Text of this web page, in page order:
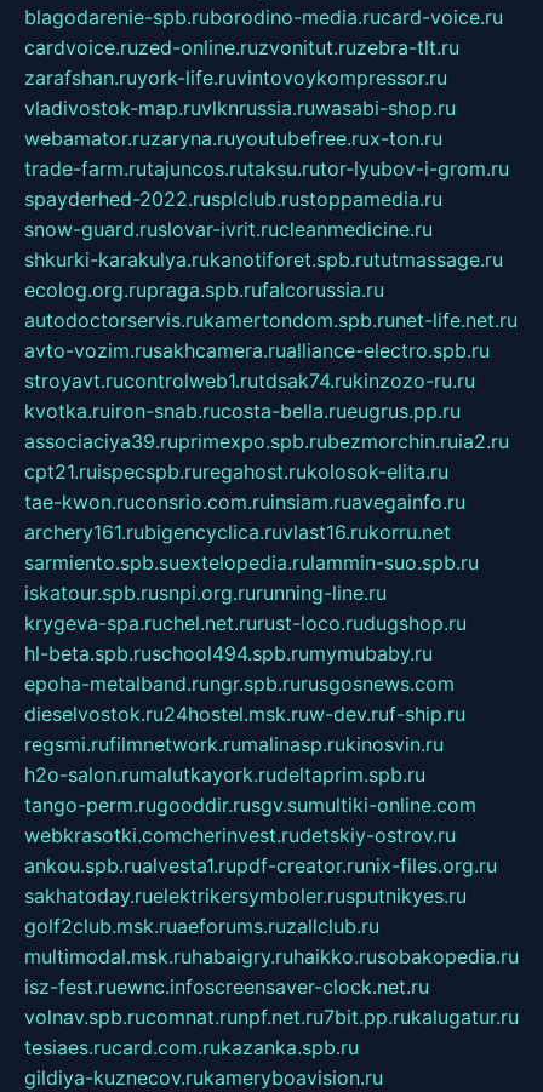
blagodarenie-spb.ruborodino-media.rucard-voice.ru
cardvoice.ruzed-online.ruzvonitut.ruzebra-tlt.ru
zarafshan.ruyork-life.ruvintovoykompressor.ru
vladivostok-map.ruvlknrussia.ruwasabi-shop.ru
webamator.ruzaryna.ruyoutubefree.rux-ton.ru
trade-farm.rutajuncos.rutaksu.rutor-lyubov-i-grom.ru
spayderhed-2022.rusplclub.rustoppamedia.ru
snow-guard.ruslovar-ivrit.rucleanmedicine.ru
shkurki-karakulya.rukanotiforet.spb.rututmassage.ru
ecolog.org.rupraga.spb.rufalcorussia.ru
autodoctorservis.rukamertondom.spb.runet-life.net.ru
avto-vozim.rusakhcamera.rualliance-electro.spb.ru
stroyavt.rucontrolweb1.rutdsak74.rukinzozo-ru.ru
kvotka.ruiron-snab.rucosta-bella.rueugrus.pp.ru
associaciya39.ruprimexpo.spb.rubezmorchin.ruia2.ru
cpt21.ruispecspb.ruregahost.rukolosok-elita.ru
tae-kwon.ruconsrio.com.ruinsiam.ruavegainfo.ru
archery161.rubigencyclica.ruvlast16.rukorru.net
sarmiento.spb.suextelopedia.rulammin-suo.spb.ru
iskatour.spb.rusnpi.org.rurunning-line.ru
krygeva-spa.ruchel.net.rurust-loco.rudugshop.ru
hl-beta.spb.ruschool494.spb.rumymubaby.ru
epoha-metalband.rungr.spb.rurusgosnews.com
dieselvostok.ru24hostel.msk.ruw-dev.ruf-ship.ru
regsmi.rufilmnetwork.rumalinasp.rukinosvin.ru
h2o-salon.rumalutkayork.rudeltaprim.spb.ru
tango-perm.rugooddir.rusgv.sumultiki-online.com
webkrasotki.comcherinvest.rudetskiy-ostrov.ru
ankou.spb.rualvesta1.rupdf-creator.runix-files.org.ru
sakhatoday.ruelektrikersymboler.rusputnikyes.ru
golf2club.msk.ruaeforums.ruzallclub.ru
multimodal.msk.ruhabaigry.ruhaikko.rusobakopedia.ru
isz-fest.ruewnc.infoscreensaver-clock.net.ru
volnav.spb.rucomnat.runpf.net.ru7bit.pp.rukalugatur.ru
tesiaes.rucard.com.rukazanka.spb.ru
gildiya-kuznecov.rukameryboavision.ru